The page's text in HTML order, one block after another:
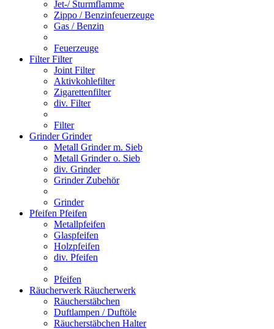
Jet-/ Sturmflamme
Zippo / Benzinfeuerzeuge
Gas / Benzin
Feuerzeuge
FilterFilter
Joint Filter
Aktivkohlefilter
Zigarettenfilter
div. Filter
Filter
GrinderGrinder
Metall Grinder m. Sieb
Metall Grinder o. Sieb
div. Grinder
Grinder Zubehör
Grinder
Pfeifen Pfeifen
Metallpfeifen
Glaspfeifen
Holzpfeifen
div. Pfeifen
Pfeifen
Räucherwerk Räucherwerk
Räucherstäbchen
Duftlampen / Duftöle
Räucherstäbchen Halter